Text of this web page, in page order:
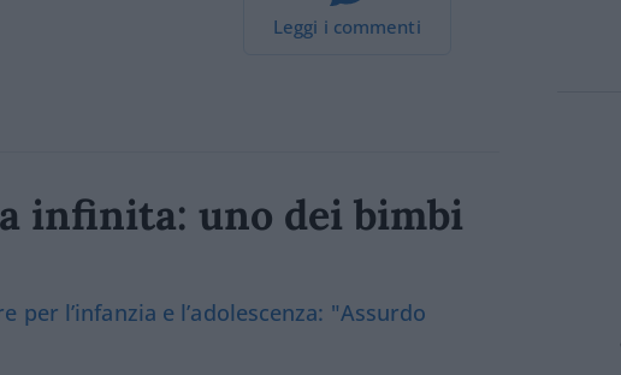
Leggi i commenti
infinita: uno dei bimbi
l’infanzia e l’adolescenza: "Assurdo